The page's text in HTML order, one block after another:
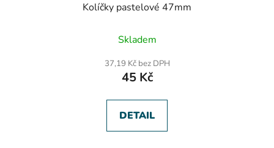
Kolíčky pastelové 47mm
hodnocení
je
5,0
5
hvězdiček.
Skladem
37,19 Kč bez DPH
45 Kč
DETAIL